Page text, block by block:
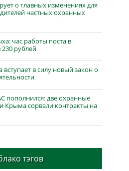
о главных изменениях для
частных охранных
час работы поста в
230 рублей
вступает в силу новый закон о
пополнился: две охранные
сорвали контракты на
тэгов